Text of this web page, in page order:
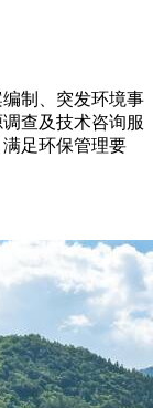
制、突发环境事
查及技术咨询服
足环保管理要